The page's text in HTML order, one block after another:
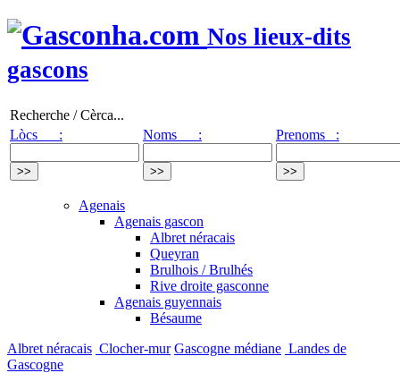
Nos lieux-dits
gascons
Recherche / Cèrca...
Lòcs :
Noms : Prenoms :
Agenais
Agenais gascon
Albret néracais
Queyran
Brulhois / Brulhés
Rive droite gasconne
Agenais guyennais
Bésaume
Albret néracais Clocher-mur Gascogne médiane Landes de
Gascogne